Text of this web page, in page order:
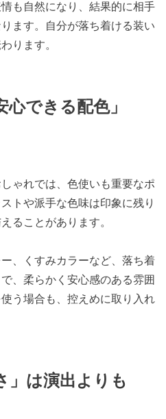
も自然になり、結果的に相手
ます。自分が落ち着ける装い
ります。
心できる配色」
ゃれでは、色使いも重要なポ
トや派手な色味は印象に残り
ることがあります。
、くすみカラーなど、落ち着
、柔らかく安心感のある雰囲
う場合も、控えめに取り入れ
」は演出よりも